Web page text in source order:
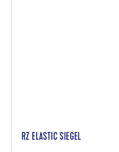
RZ ELASTIC SIEGEL